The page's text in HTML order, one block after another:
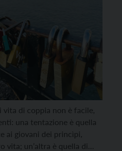
vita di coppia non è facile,
una tentazione è quella
ai giovani dei princìpi,
vita; un’altra è quella di